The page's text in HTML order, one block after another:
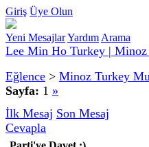
Giriş Üye Olun
Yeni MesajlarYardım Arama
Lee Min Ho Turkey |
Eğlence > Minoz Turkey
Sayfa: 1 »
İlk Mesaj Son Mesaj
Cevapla